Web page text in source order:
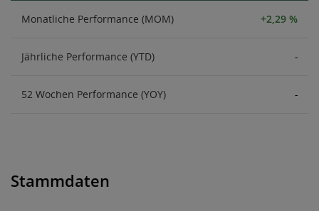
Monatliche Performance (MOM) +2,29 %
Jährliche Performance (YTD) -
52 Wochen Performance (YOY) -
Stammdaten